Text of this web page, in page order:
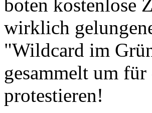
boten kostenlose
wirklich
"Wildcard im
gesammelt um
protestieren!